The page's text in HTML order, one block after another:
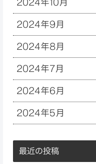
2024年9月
2024年8月
2024年7月
2024年6月
2024年5月
最近の投稿